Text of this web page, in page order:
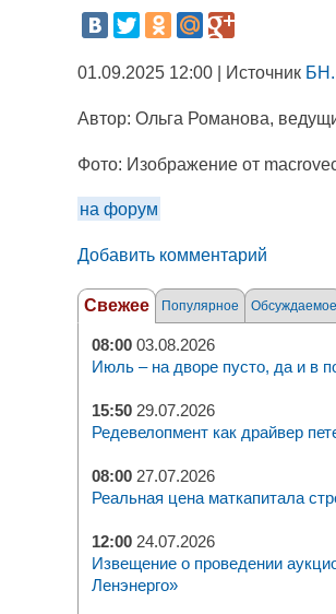
01.09.2025 12:00 | Источник
Автор: Ольга Романова,
Фото: Изображение от
на форум
Добавить комментарий
Свежее Популярное Обсуждаемое
08:00 03.08.2026
Июль – на дворе пусто, да и в
15:50 29.07.2026
Редевелопмент как драйвер
08:00 27.07.2026
Реальная цена маткапитала
12:00 24.07.2026
Извещение о проведении
Ленэнерго»